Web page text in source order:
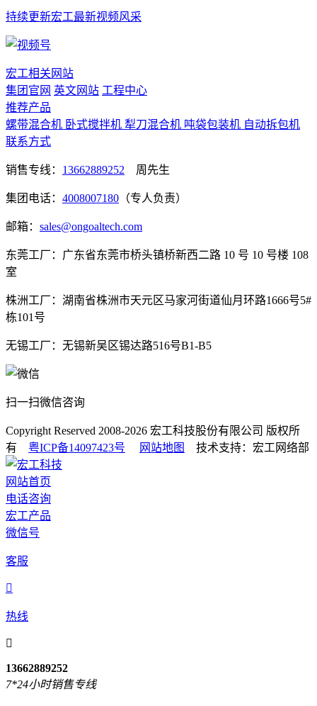
持续更新宏工最新视频风采
宏工相关网站
集团官网 英文网站 工程中心
推荐产品
螺带混合机 卧式搅拌机 犁刀混合机 吨袋包装机 自动拆包机
联系方式
销售专线： 13662889252 周先生
集团电话： 4008007180 （专人负责）
邮箱： sales@ongoaltech.com
东莞工厂：广东省东莞市桥头镇桥新西二路 10 号 10 号楼 108
室
株洲工厂：湖南省株洲市天元区马家河街道仙月环路1666号5#
栋101号
无锡工厂：无锡新吴区锡达路516号B1-B5
扫一扫微信咨询
Copyright Reserved 2008-2026 宏工科技股份有限公司 版权所
有 粤ICP备14097423号 网站地图 技术支持：宏工网络部
网站首页
电话咨询
宏工产品
微信号
客服

热线

13662889252
7*24小时销售专线